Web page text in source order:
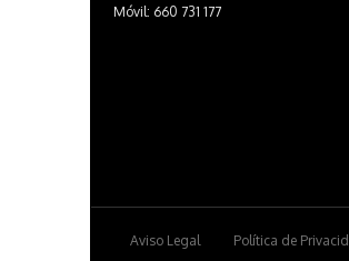
Móvil: 660 731 177
Aviso Legal Política de